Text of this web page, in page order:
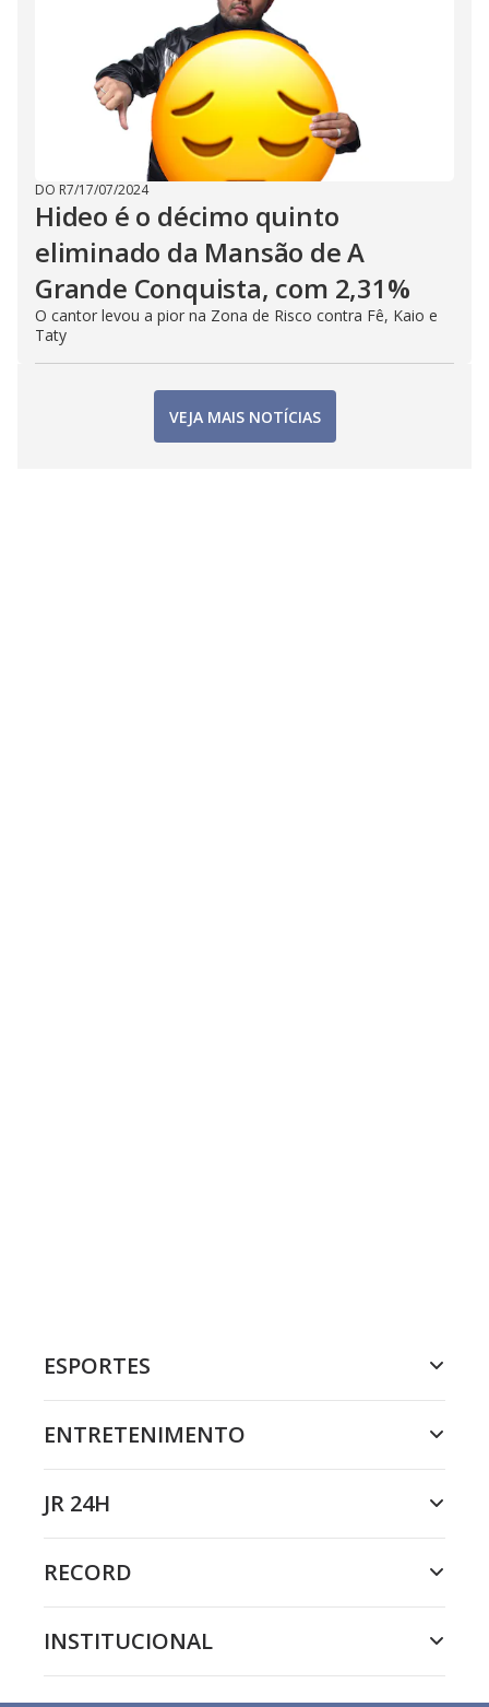
DO R7/17/07/2024
Hideo é o décimo quinto
eliminado da Mansão de A
Grande Conquista, com 2,31%
O cantor levou a pior na Zona de Risco contra Fê, Kaio e
Taty
VEJA MAIS NOTÍCIAS
ESPORTES
ENTRETENIMENTO
JR 24H
RECORD
INSTITUCIONAL